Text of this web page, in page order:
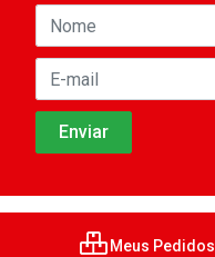
Meus Pedidos